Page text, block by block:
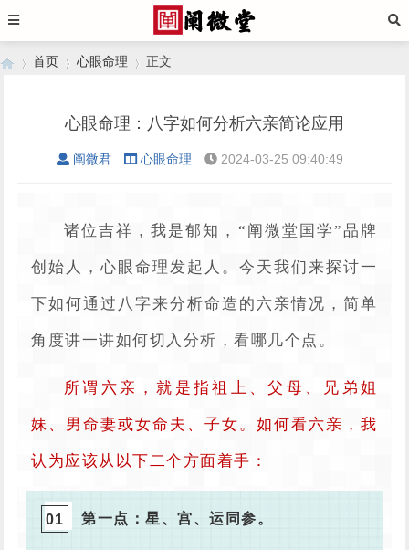
首页 心眼命理 正文
心眼命理：八字如何分析六亲简论应用
阐微君 心眼命理 2024-03-25 09:40:49
诸位吉祥，我是郁知，“阐微堂国学”品牌
创始人，心眼命理发起人。今天我们来探讨一
下如何通过八字来分析命造的六亲情况，简单
角度讲一讲如何切入分析，看哪几个点。
所谓六亲，就是指祖上、父母、兄弟姐
妹、男命妻或女命夫、子女。如何看六亲，我
认为应该从以下二个方面着手：
01 第一点：星、宫、运同参。